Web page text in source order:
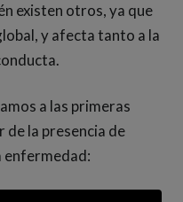
existen otros, ya que
y afecta tanto a la
a las primeras
de la presencia de
enfermedad: